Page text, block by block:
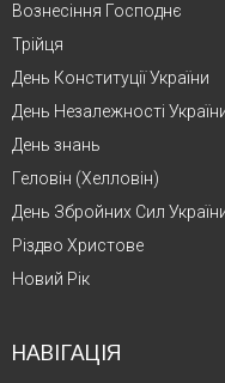
Вознесіння Господнє
Трійця
День Конституції України
День Незалежності
День знань
Геловін (Хелловін)
День Збройних Сил
Різдво Христове
Новий Рік
НАВІГАЦІЯ